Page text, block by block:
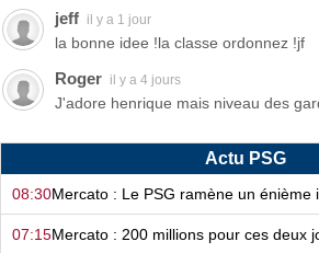
jeff il y a 1 jour
la bonne idee !la classe ordonnez !jf
Roger il y a 4 jours
J'adore henrique mais niveau des
Actu PSG
08:30Mercato : Le PSG ramène un énième
07:15